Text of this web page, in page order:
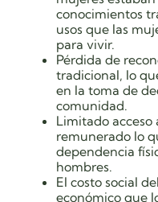
conocimientos
usos que las
para vivir.
Pérdida de
tradicional, lo
en la toma de
comunidad.
Limitado acceso
remunerado lo
dependencia
hombres.
El costo social
económico que